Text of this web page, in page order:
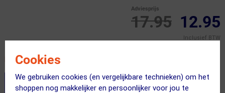
Cookies
We gebruiken cookies (en vergelijkbare technieken) om het
shoppen nog makkelijker en persoonlijker voor jou te
17.95
Adviesprijs
12.95
Inclusief BTW
Recent besteld door 2 klanten! Bestel ook snel!
Stel je productvragen aan onze AI assistent